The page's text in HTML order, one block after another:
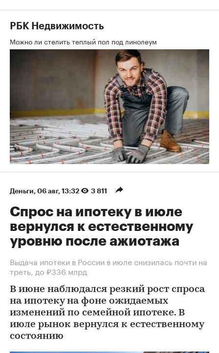
РБК Недвижимость
Можно ли стелить теплый пол под линолеум
Деньги 06 авг, 13:32 3 811
Спрос на ипотеку в июле
вернулся к естественному
уровню после ажиотажа
Выдача ипотеки в России в июле снизилась почти на
треть, до ₽336 млрд
В июне наблюдался резкий рост спроса
на ипотеку на фоне ожидаемых
изменений по семейной ипотеке. В
июле рынок вернулся к естественному
состоянию